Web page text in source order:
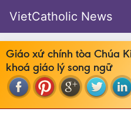
VietCatholic News
Giáo xứ chính tòa Chúa
khoá giáo lý song ngữ